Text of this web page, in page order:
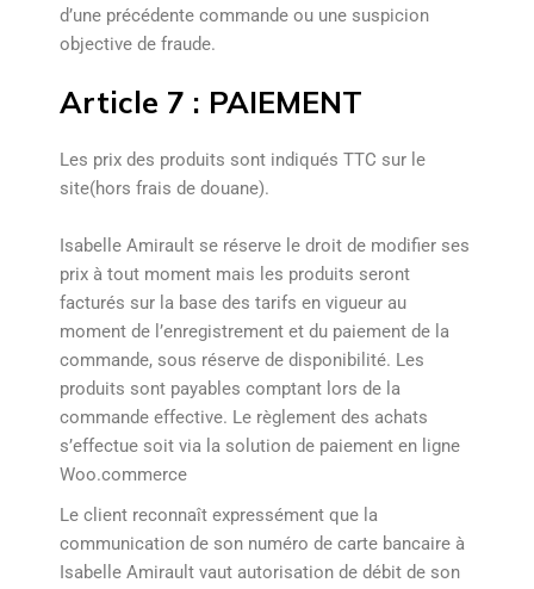
d’une précédente commande ou une suspicion
objective de fraude.
Article 7 : PAIEMENT
Les prix des produits sont indiqués TTC sur le
site(hors frais de douane).
Isabelle Amirault se réserve le droit de modifier ses
prix à tout moment mais les produits seront
facturés sur la base des tarifs en vigueur au
moment de l’enregistrement et du paiement de la
commande, sous réserve de disponibilité. Les
produits sont payables comptant lors de la
commande effective. Le règlement des achats
s’effectue soit via la solution de paiement en ligne
Woo.commerce
Le client reconnaît expressément que la
communication de son numéro de carte bancaire à
Isabelle Amirault vaut autorisation de débit de son